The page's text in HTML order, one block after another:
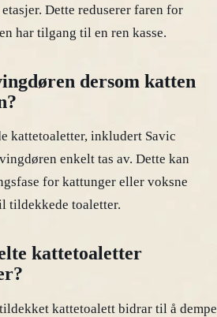
Dette reduserer faren for
har tilgang til en ren kasse.
dersom katten
kattetoaletter, inkludert Savic
enkelt tas av. Dette kan
for kattunger eller voksne
tildekkede toaletter.
kattetoaletter
kattetoalett bidrar til å dempe